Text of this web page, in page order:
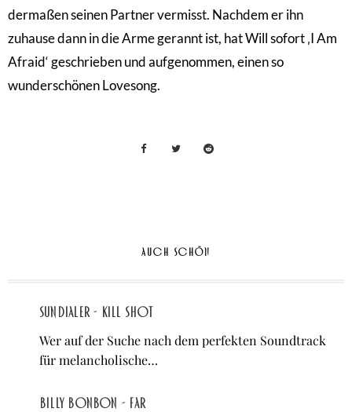
dermaßen seinen Partner vermisst. Nachdem er ihn
zuhause dann in die Arme gerannt ist, hat Will sofort ‚I Am
Afraid‘ geschrieben und aufgenommen, einen so
wunderschönen Lovesong.
AUCH SCHÖN
Sundialer - Kill Shot
Wer auf der Suche nach dem perfekten Soundtrack
für melancholische…
Billy Bonbon - Far